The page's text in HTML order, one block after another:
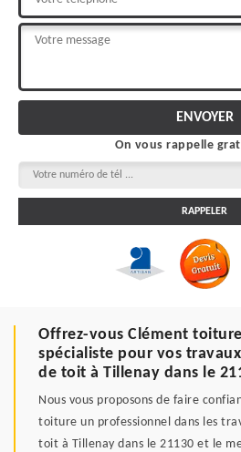
On vous rappelle
Offrez-vous Clément
spécialiste pour vos
de toit à Tillenay dans le
Nous vous proposons de faire
toiture un professionnel dans les
toit à Tillenay dans le 21130 et le